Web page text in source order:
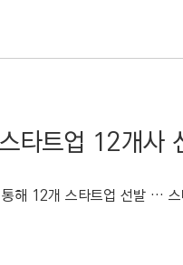
타트업 12개사
12개 스타트업 선발 … 스